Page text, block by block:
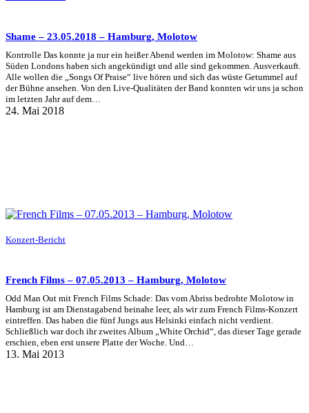
Shame – 23.05.2018 – Hamburg, Molotow
Kontrolle Das konnte ja nur ein heißer Abend werden im Molotow: Shame aus
Süden Londons haben sich angekündigt und alle sind gekommen. Ausverkauft.
Alle wollen die „Songs Of Praise“ live hören und sich das wüste Getummel auf
der Bühne ansehen. Von den Live-Qualitäten der Band konnten wir uns ja schon
im letzten Jahr auf dem…
24. Mai 2018
Konzert-Bericht
French Films – 07.05.2013 – Hamburg, Molotow
Odd Man Out mit French Films Schade: Das vom Abriss bedrohte Molotow in
Hamburg ist am Dienstagabend beinahe leer, als wir zum French Films-Konzert
eintreffen. Das haben die fünf Jungs aus Helsinki einfach nicht verdient.
Schließlich war doch ihr zweites Album „White Orchid“, das dieser Tage gerade
erschien, eben erst unsere Platte der Woche. Und…
13. Mai 2013